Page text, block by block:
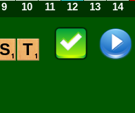
9 10 11 12 13 14
S T